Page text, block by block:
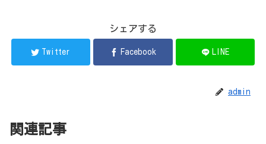
シェアする
Twitter Facebook LINE
admin
関連記事